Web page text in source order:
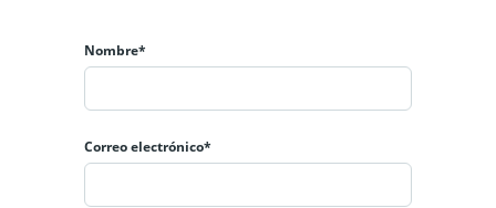
Nombre*
Correo electrónico*